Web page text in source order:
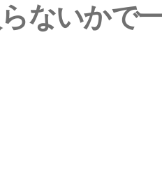
ないかで